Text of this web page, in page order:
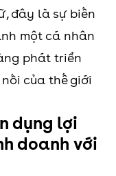
đây là sự biến
một cá nhân
phát triển
của thế giới
dụng lợi
doanh với